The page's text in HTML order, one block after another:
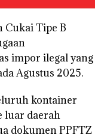
Cukai Tipe B
impor ilegal yang
Agustus 2025.
kontainer
luar daerah
dokumen PPFTZ